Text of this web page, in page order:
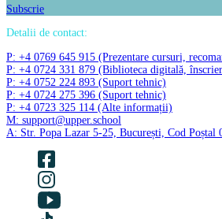
Subscrie
Detalii de contact:
P: +4 0769 645 915 (Prezentare cursuri,
P: +4 0724 331 879 (Biblioteca digitală,
P: +4 0752 224 893 (Suport tehnic)
P: +4 0724 275 396 (Suport tehnic)
P: +4 0723 325 114 (Alte informații)
M: support@upper.school
A: Str. Popa Lazar 5-25, București, Cod Poștal